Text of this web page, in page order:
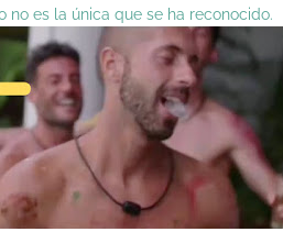
no es la única que se ha reconocido.